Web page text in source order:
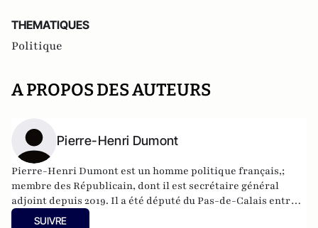
THEMATIQUES
Politique
A PROPOS DES AUTEURS
Pierre-Henri Dumont
Pierre-Henri Dumont est un homme politique français,;
membre des Républicain, dont il est secrétaire général
adjoint depuis 2019. Il a été député du Pas-de-Calais entre
juin 2017 et juin 2024.
SUIVRE